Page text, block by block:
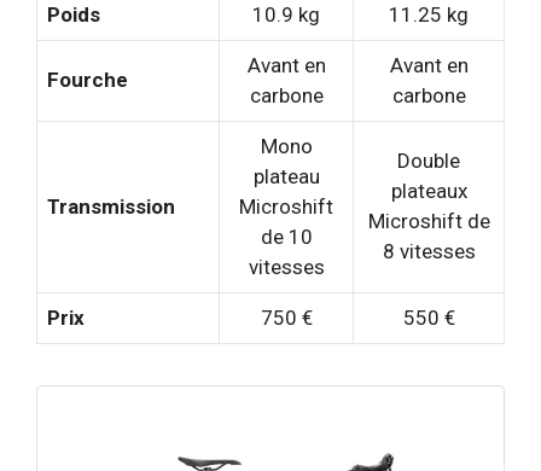
Poids 10.9 kg 11.25 kg
Fourche
Avant en
carbone
Avant en
carbone
Transmission
Mono
plateau
Microshift
de 10
vitesses
Double
plateaux
Microshift de
8 vitesses
Prix 750 € 550 €